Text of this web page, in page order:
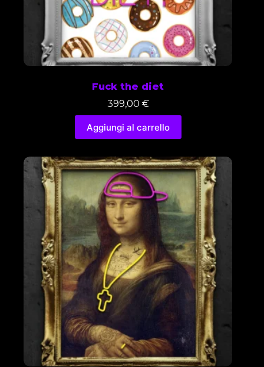
Fuck the diet
399,00 €
Aggiungi al carrello